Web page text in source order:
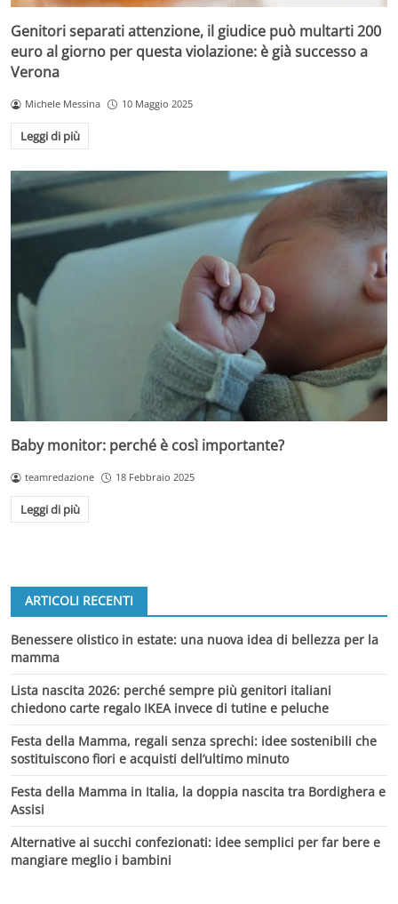
Genitori separati attenzione, il giudice può multarti 200
euro al giorno per questa violazione: è già successo a
Verona
Michele Messina 10 Maggio 2025
Leggi di più
Baby monitor: perché è così importante?
teamredazione 18 Febbraio 2025
Leggi di più
ARTICOLI RECENTI
Benessere olistico in estate: una nuova idea di bellezza per la
mamma
Lista nascita 2026: perché sempre più genitori italiani
chiedono carte regalo IKEA invece di tutine e peluche
Festa della Mamma, regali senza sprechi: idee sostenibili che
sostituiscono fiori e acquisti dell’ultimo minuto
Festa della Mamma in Italia, la doppia nascita tra Bordighera e
Assisi
Alternative ai succhi confezionati: idee semplici per far bere e
mangiare meglio i bambini